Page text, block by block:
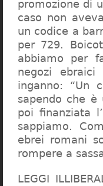
promozione di
caso non
un codice a
per 729.
abbiamo per
negozi
inganno: “Un
sapendo che
poi finanziata
sappiamo.
ebrei romani
rompere a
LEGGI